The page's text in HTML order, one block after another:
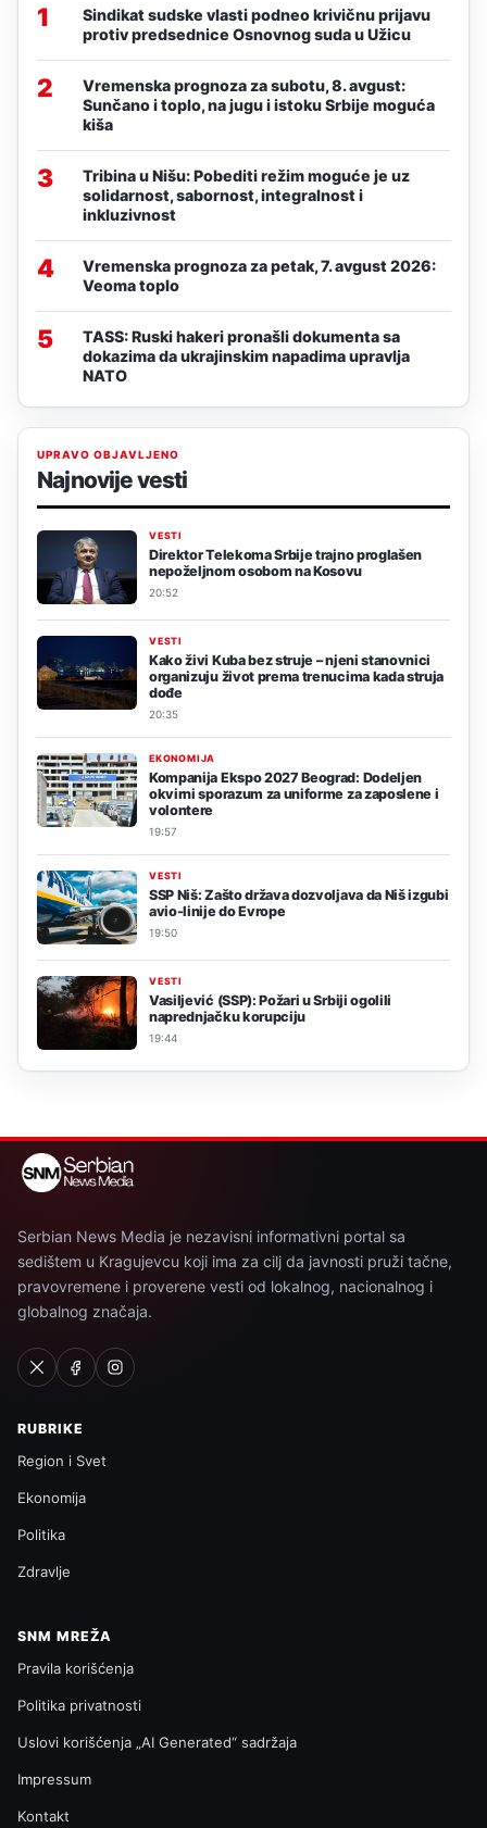
1
Sindikat sudske vlasti podneo krivičnu prijavu
protiv predsednice Osnovnog suda u Užicu
2
Vremenska prognoza za subotu, 8. avgust:
Sunčano i toplo, na jugu i istoku Srbije moguća
kiša
3
Tribina u Nišu: Pobediti režim moguće je uz
solidarnost, sabornost, integralnost i
inkluzivnost
4
Vremenska prognoza za petak, 7. avgust 2026:
Veoma toplo
5
TASS: Ruski hakeri pronašli dokumenta sa
dokazima da ukrajinskim napadima upravlja
NATO
UPRAVO OBJAVLJENO
Najnovije vesti
VESTI
Direktor Telekoma Srbije trajno proglašen
nepoželjnom osobom na Kosovu
20:52
VESTI
Kako živi Kuba bez struje – njeni stanovnici
organizuju život prema trenucima kada struja
dođe
20:35
EKONOMIJA
Kompanija Ekspo 2027 Beograd: Dodeljen
okvirni sporazum za uniforme za zaposlene i
volontere
19:57
VESTI
SSP Niš: Zašto država dozvoljava da Niš izgubi
avio-linije do Evrope
19:50
VESTI
Vasiljević (SSP): Požari u Srbiji ogolili
naprednjačku korupciju
19:44
Serbian News Media je nezavisni informativni portal sa
sedištem u Kragujevcu koji ima za cilj da javnosti pruži tačne,
pravovremene i proverene vesti od lokalnog, nacionalnog i
globalnog značaja.
RUBRIKE
Region i Svet
Ekonomija
Politika
Zdravlje
SNM MREŽA
Pravila korišćenja
Politika privatnosti
Uslovi korišćenja „AI Generated“ sadržaja
Impressum
Kontakt